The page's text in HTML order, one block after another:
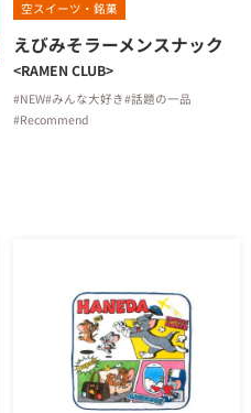
空スイーツ・銘菓
えびみそラーメンスナック
<RAMEN CLUB>
#NEW#みんな大好き#話題の一品
#Recommend